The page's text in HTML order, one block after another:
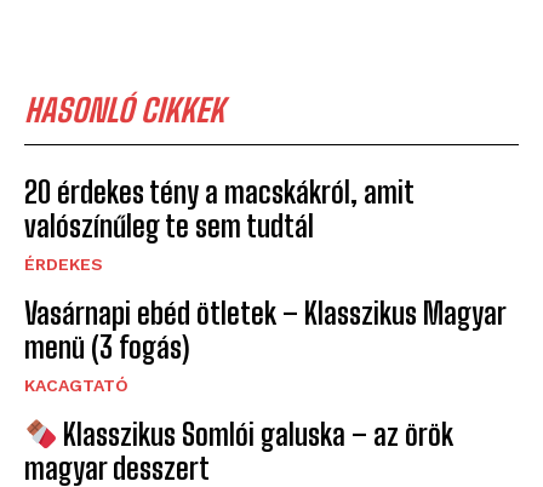
HASONLÓ CIKKEK
20 érdekes tény a macskákról, amit
valószínűleg te sem tudtál
ÉRDEKES
Vasárnapi ebéd ötletek – Klasszikus Magyar
menü (3 fogás)
KACAGTATÓ
Klasszikus Somlói galuska – az örök
magyar desszert